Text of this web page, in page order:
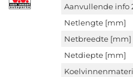
Aanvullende info
Netlengte [mm]
Netbreedte [mm]
Netdiepte [mm]